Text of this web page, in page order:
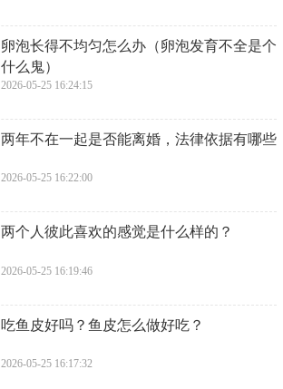
​卵泡长得不均匀怎么办（卵泡发育不全是个
什么鬼）
2026-05-25 16:24:15
​两年不在一起是否能离婚，法律依据有哪些
2026-05-25 16:22:00
​两个人彼此喜欢的感觉是什么样的？
2026-05-25 16:19:46
​吃鱼皮好吗？鱼皮怎么做好吃？
2026-05-25 16:17:32